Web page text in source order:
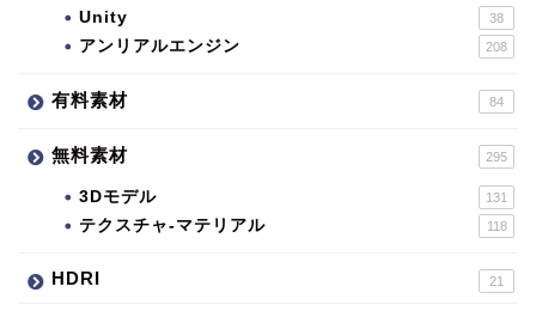
Unity 38
アンリアルエンジン 208
有料素材 84
無料素材 295
3Dモデル 131
テクスチャ-マテリアル 118
HDRI 21